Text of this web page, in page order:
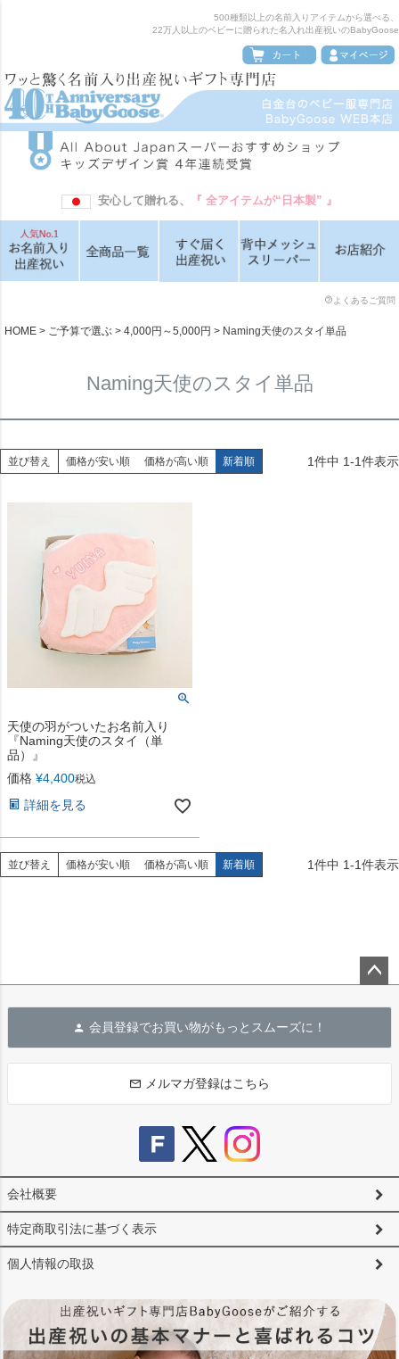
500種類以上の名前入りアイテムから選べる、
22万人以上のベビーに贈られた名入れ出産祝いのBabyGoose
安心して贈れる、 『 全アイテムが“日本製” 』
よくあるご質問
HOME ご予算で選ぶ 4,000円～5,000円 Naming天使のスタイ単品
Naming天使のスタイ単品
並び替え 価格が安い順 価格が高い順 新着順 1件中 1-1件表示
天使の羽がついたお名前入り
『Naming天使のスタイ（単
品）』
価格 ¥4,400税込
詳細を見る
並び替え 価格が安い順 価格が高い順 新着順 1件中 1-1件表示
へ
会員登録でお買い物がもっとスムーズに！
メルマガ登録はこちら
会社概要
特定商取引法に基づく表示
個人情報の取扱